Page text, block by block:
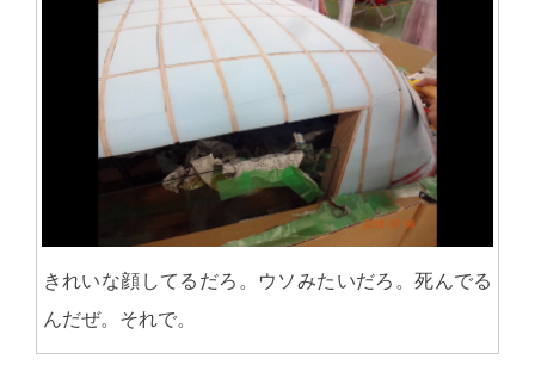
きれいな顔してるだろ。ウソみたいだろ。死んでる
んだぜ。それで。